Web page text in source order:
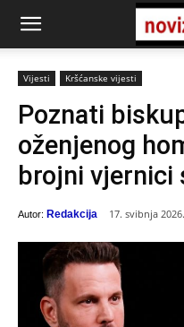
Vijesti Kršćanske vijesti
Poznati
oženjenog
brojni vjernici
Autor: Redakcija 17. svibnja